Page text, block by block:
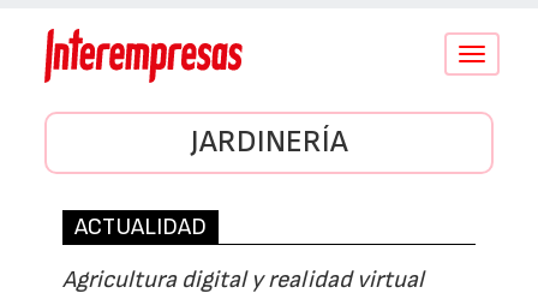
Conmutar
JARDINERÍA
ACTUALIDAD
Agricultura digital y realidad virtual